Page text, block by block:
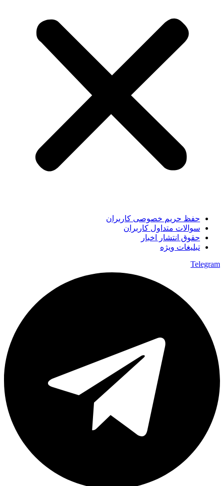
حفظ حریم خصوصی کاربران
سوالات متداول کاربران
حقوق انتشار اخبار
تبلیغات ویژه
Telegram